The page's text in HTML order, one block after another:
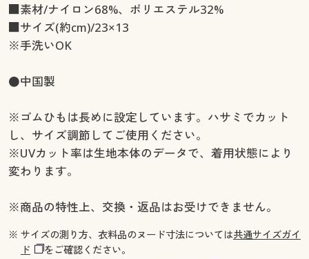
■素材/ナイロン68%、ポリエステル32%
■サイズ(約cm)/23×13
※手洗いOK
●中国製
※ゴムひもは長めに設定しています。ハサミでカット
し、サイズ調節してご使用ください。
※UVカット率は生地本体のデータで、着用状態により
変わります。
※商品の特性上、交換・返品はお受けできません。
※ サイズの測り方、衣料品のヌード寸法については共通サイズガイ
ド
をご確認ください。